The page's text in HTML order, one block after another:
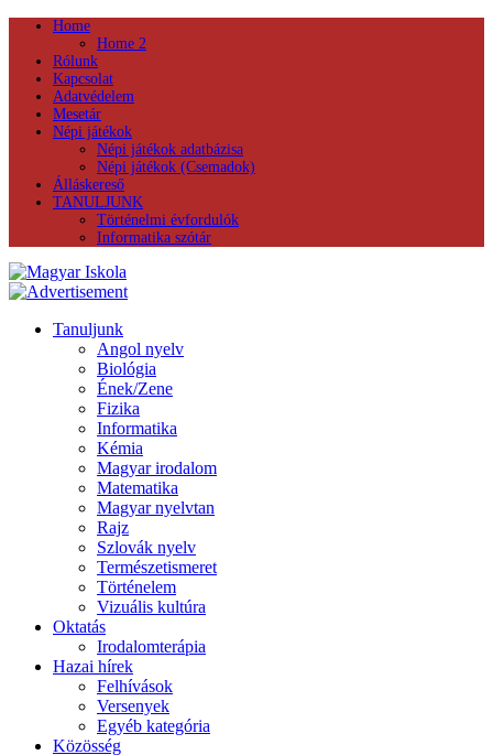
Home
Home 2
Rólunk
Kapcsolat
Adatvédelem
Mesetár
Népi játékok
Népi játékok adatbázisa
Népi játékok (Csemadok)
Álláskereső
TANULJUNK
Történelmi évfordulók
Informatika szótár
Tanuljunk
Angol nyelv
Biológia
Ének/Zene
Fizika
Informatika
Kémia
Magyar irodalom
Matematika
Magyar nyelvtan
Rajz
Szlovák nyelv
Természetismeret
Történelem
Vizuális kultúra
Oktatás
Irodalomterápia
Hazai hírek
Felhívások
Versenyek
Egyéb kategória
Közösség